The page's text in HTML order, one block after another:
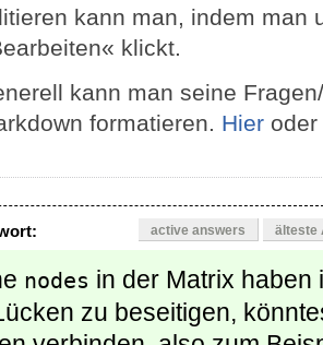
kann man, indem man
klickt.
kann man seine
formatieren. Hier oder
active answers älteste
nodes in der Matrix haben
zu beseitigen,